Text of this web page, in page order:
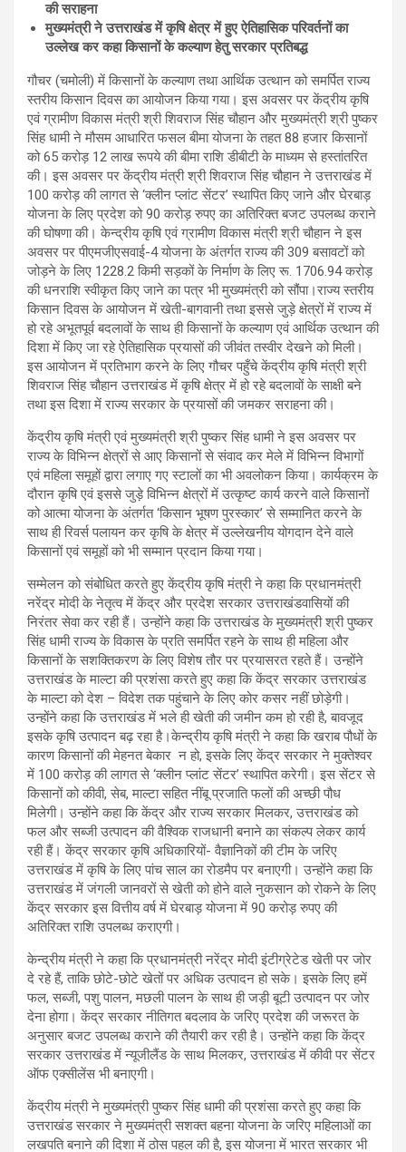
की सराहना
मुख्यमंत्री ने उत्तराखंड में कृषि क्षेत्र में हुए ऐतिहासिक परिवर्तनों का
उल्लेख कर कहा किसानों के कल्याण हेतु सरकार प्रतिबद्ध
गौचर (चमोली) में किसानों के कल्याण तथा आर्थिक उत्थान को समर्पित राज्य
स्तरीय किसान दिवस का आयोजन किया गया। इस अवसर पर केंद्रीय कृषि
एवं ग्रामीण विकास मंत्री श्री शिवराज सिंह चौहान और मुख्यमंत्री श्री पुष्कर
सिंह धामी ने मौसम आधारित फसल बीमा योजना के तहत 88 हजार किसानों
को 65 करोड़ 12 लाख रूपये की बीमा राशि डीबीटी के माध्यम से हस्तांतरित
की। इस अवसर पर केंद्रीय मंत्री श्री शिवराज सिंह चौहान ने उत्तराखंड में
100 करोड़ की लागत से ‘क्लीन प्लांट सेंटर’ स्थापित किए जाने और घेरबाड़
योजना के लिए प्रदेश को 90 करोड़ रुपए का अतिरिक्त बजट उपलब्ध कराने
की घोषणा की। केन्द्रीय कृषि एवं ग्रामीण विकास मंत्री श्री चौहान ने इस
अवसर पर पीएमजीएसवाई-4 योजना के अंतर्गत राज्य की 309 बसावटों को
जोड़ने के लिए 1228.2 किमी सड़कों के निर्माण के लिए रू. 1706.94 करोड़
की धनराशि स्वीकृत किए जाने का पत्र भी मुख्यमंत्री को सौंपा।राज्य स्तरीय
किसान दिवस के आयोजन में खेती-बागवानी तथा इससे जुड़े क्षेत्रों में राज्य में
हो रहे अभूतपूर्व बदलावों के साथ ही किसानों के कल्याण एवं आर्थिक उत्थान की
दिशा में किए जा रहे ऐतिहासिक प्रयासों की जीवंत तस्वीर देखने को मिली।
इस आयोजन में प्रतिभाग करने के लिए गौचर पहुँचे केंद्रीय कृषि मंत्री श्री
शिवराज सिंह चौहान उत्तराखंड में कृषि क्षेत्र में हो रहे बदलावों के साक्षी बने
तथा इस दिशा में राज्य सरकार के प्रयासों की जमकर सराहना की।
केंद्रीय कृषि मंत्री एवं मुख्यमंत्री श्री पुष्कर सिंह धामी ने इस अवसर पर
राज्य के विभिन्न क्षेत्रों से आए किसानों से संवाद कर मेले में विभिन्न विभागों
एवं महिला समूहों द्वारा लगाए गए स्टालों का भी अवलोकन किया। कार्यक्रम के
दौरान कृषि एवं इससे जुड़े विभिन्न क्षेत्रों में उत्कृष्ट कार्य करने वाले किसानों
को आत्मा योजना के अंतर्गत ‘किसान भूषण पुरस्कार’ से सम्मानित करने के
साथ ही रिवर्स पलायन कर कृषि के क्षेत्र में उल्लेखनीय योगदान देने वाले
किसानों एवं समूहों को भी सम्मान प्रदान किया गया।
सम्मेलन को संबोधित करते हुए केंद्रीय कृषि मंत्री ने कहा कि प्रधानमंत्री
नरेंद्र मोदी के नेतृत्व में केंद्र और प्रदेश सरकार उत्तराखंडवासियों की
निरंतर सेवा कर रही हैं। उन्होंने कहा कि उत्तराखंड के मुख्यमंत्री श्री पुष्कर
सिंह धामी राज्य के विकास के प्रति समर्पित रहने के साथ ही महिला और
किसानों के सशक्तिकरण के लिए विशेष तौर पर प्रयासरत रहते हैं। उन्होंने
उत्तराखंड के माल्टा की प्रशंसा करते हुए कहा कि केंद्र सरकार उत्तराखंड
के माल्टा को देश – विदेश तक पहुंचाने के लिए कोर कसर नहीं छोड़ेगी।
उन्होंने कहा कि उत्तराखंड में भले ही खेती की जमीन कम हो रही है, बावजूद
इसके कृषि उत्पादन बढ़ रहा है।केन्द्रीय कृषि मंत्री ने कहा कि खराब पौधों के
कारण किसानों की मेहनत बेकार न हो, इसके लिए केंद्र सरकार ने मुक्तेश्वर
में 100 करोड़ की लागत से ‘क्लीन प्लांट सेंटर’ स्थापित करेगी। इस सेंटर से
किसानों को कीवी, सेब, माल्टा सहित नींबू प्रजाति फलों की अच्छी पौध
मिलेगी। उन्होंने कहा कि केंद्र और राज्य सरकार मिलकर, उत्तराखंड को
फल और सब्जी उत्पादन की वैश्विक राजधानी बनाने का संकल्प लेकर कार्य
रही हैं। केंद्र सरकार कृषि अधिकारियों- वैज्ञानिकों की टीम के जरिए
उत्तराखंड में कृषि के लिए पांच साल का रोडमैप पर बनाएगी। उन्होंने कहा कि
उत्तराखंड में जंगली जानवरों से खेती को होने वाले नुकसान को रोकने के लिए
केंद्र सरकार इस वित्तीय वर्ष में घेरबाड़ योजना में 90 करोड़ रुपए की
अतिरिक्त राशि उपलब्ध कराएगी।
केन्द्रीय मंत्री ने कहा कि प्रधानमंत्री नरेंद्र मोदी इंटीग्रेटेड खेती पर जोर
दे रहे हैं, ताकि छोटे-छोटे खेतों पर अधिक उत्पादन हो सके। इसके लिए हमें
फल, सब्जी, पशु पालन, मछली पालन के साथ ही जड़ी बूटी उत्पादन पर जोर
देना होगा। केंद्र सरकार नीतिगत बदलाव के जरिए प्रदेश की जरूरत के
अनुसार बजट उपलब्ध कराने की तैयारी कर रही है। उन्होंने कहा कि केंद्र
सरकार उत्तराखंड में न्यूजीलैंड के साथ मिलकर, उत्तराखंड में कीवी पर सेंटर
ऑफ एक्सीलेंस भी बनाएगी।
केंद्रीय मंत्री ने मुख्यमंत्री पुष्कर सिंह धामी की प्रशंसा करते हुए कहा कि
उत्तराखंड सरकार ने मुख्यमंत्री सशक्त बहना योजना के जरिए महिलाओं का
लखपति बनाने की दिशा में ठोस पहल की है, इस योजना में भारत सरकार भी